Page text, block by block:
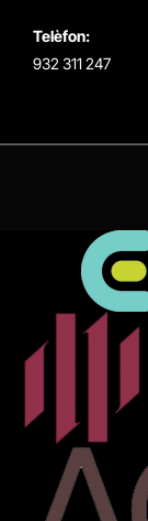
Telèfon:
932 311 247